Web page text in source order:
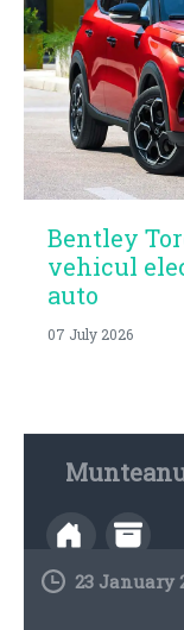
Bentley
vehicul
auto
07 July 2026
23 January